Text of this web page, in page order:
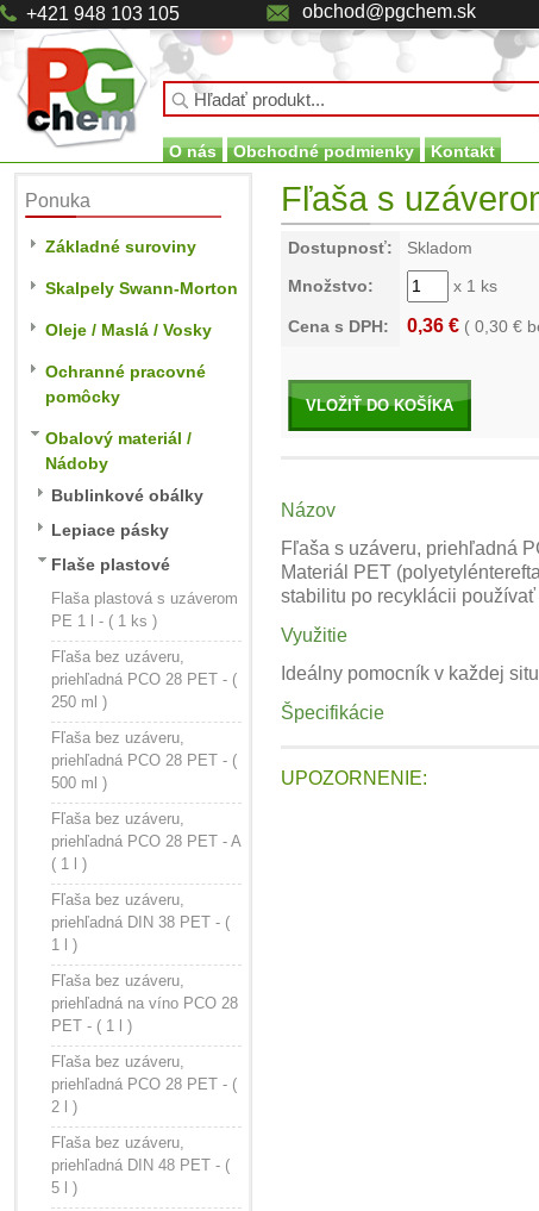
+421 948 103 105 obchod@pgchem.sk
O nás Obchodné podmienky Kontakt
Ponuka
Základné suroviny
Skalpely Swann-Morton
Oleje / Maslá / Vosky
Ochranné pracovné
pomôcky
Obalový materiál /
Nádoby
Bublinkové obálky
Lepiace pásky
Flaše plastové
Flaša plastová s uzáverom
PE 1 l - ( 1 ks )
Fľaša bez uzáveru,
priehľadná PCO 28 PET - (
250 ml )
Fľaša bez uzáveru,
priehľadná PCO 28 PET - (
500 ml )
Fľaša bez uzáveru,
priehľadná PCO 28 PET - A
( 1 l )
Fľaša bez uzáveru,
priehľadná DIN 38 PET - (
1 l )
Fľaša bez uzáveru,
priehľadná na víno PCO 28
PET - ( 1 l )
Fľaša bez uzáveru,
priehľadná PCO 28 PET - (
2 l )
Fľaša bez uzáveru,
priehľadná DIN 48 PET - (
5 l )
Fľaša s
Dostupnosť:
Skladom
Množstvo:
x 1 ks
Cena s DPH: 0,36 € ( 0,30 €
VLOŽIŤ DO KOŠÍKA
Názov
Fľaša s uzáveru, priehľadná
Materiál PET
stabilitu po recyklácii
Využitie
Ideálny pomocník v každej
Špecifikácie
UPOZORNENIE: